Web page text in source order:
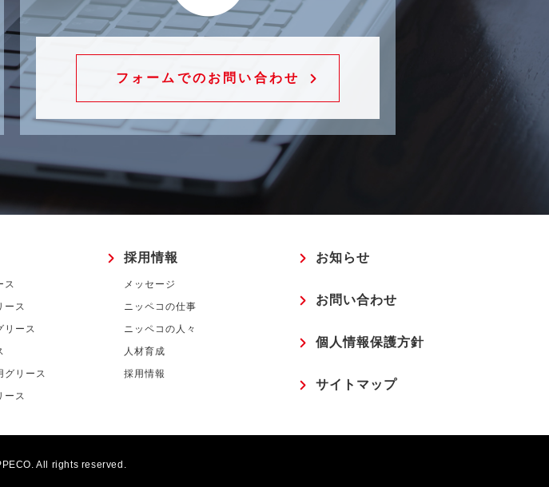
フォームでのお問い合わせ
ス
ース
リース
グリース
ース
採用情報
メッセージ
ニッペコの仕事
ニッペコの人々
人材育成
採用情報
お知らせ
お問い合わせ
個人情報保護方針
サイトマップ
All rights reserved.